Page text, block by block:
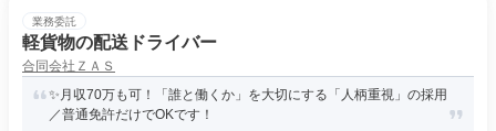
業務委託
軽貨物の配送ドライバー
合同会社ＺＡＳ
✨月収70万も可！「誰と働くか」を大切にする「人柄重視」の採用
／普通免許だけでOKです！